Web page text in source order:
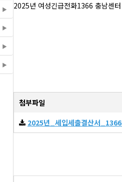
2025년 여성긴급전화1366 충남센
첨부파일
2025년_세입세출결산서